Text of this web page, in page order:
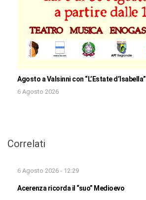
Agosto a Valsinni con “L’Estate d’Isabella”
6 Agosto 2026
Correlati
6 Agosto 2026 - 12:29
Acerenza ricorda il “suo” Medioevo